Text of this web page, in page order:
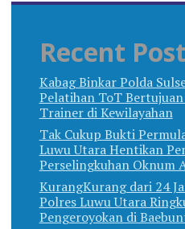
Recent
Kabag Binkar Polda
Pelatihan ToT
Trainer di Kewilayahan
Tak Cukup Bukti
Luwu Utara Hentikan
Perselingkuhan Oknum
KurangKurang dari 24
Polres Luwu Utara
Pengeroyokan di